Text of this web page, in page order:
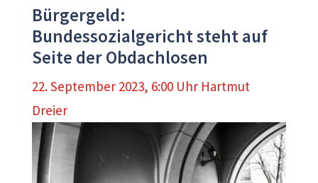
Bürgergeld:
Bundessozialgericht steht auf
Seite der Obdachlosen
22. September 2023, 6:00 Uhr Hartmut
Dreier